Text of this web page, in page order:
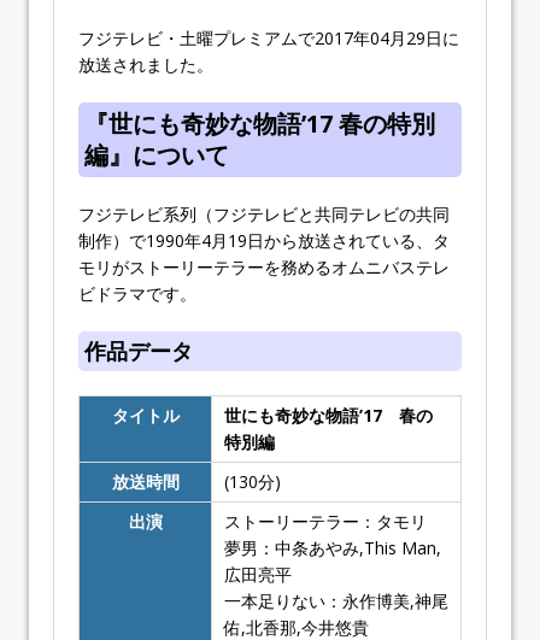
フジテレビ・土曜プレミアムで2017年04月29日に
放送されました。
『世にも奇妙な物語’17 春の特別
編』について
フジテレビ系列（フジテレビと共同テレビの共同
制作）で1990年4月19日から放送されている、タ
モリがストーリーテラーを務めるオムニバステレ
ビドラマです。
作品データ
タイトル
世にも奇妙な物語’17 春の
特別編
放送時間
(130分)
出演
ストーリーテラー：タモリ
夢男：中条あやみ,This Man,
広田亮平
一本足りない：永作博美,神尾
佑,北香那,今井悠貴